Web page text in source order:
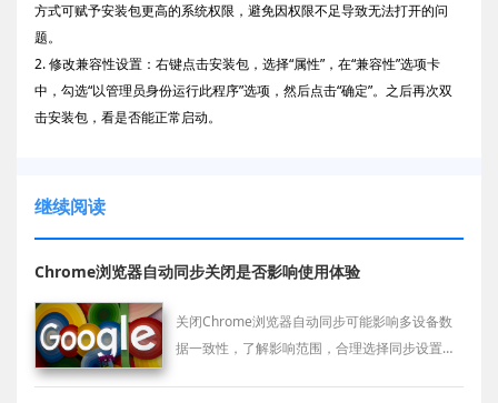
方式可赋予安装包更高的系统权限，避免因权限不足导致无法打开的问
题。
2. 修改兼容性设置：右键点击安装包，选择“属性”，在“兼容性”选项卡
中，勾选“以管理员身份运行此程序”选项，然后点击“确定”。之后再次双
击安装包，看是否能正常启动。
继续阅读
Chrome浏览器自动同步关闭是否影响使用体验
关闭Chrome浏览器自动同步可能影响多设备数
据一致性，了解影响范围，合理选择同步设置保